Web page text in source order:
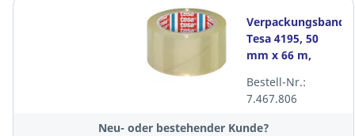
Verpackungsband
Tesa 4195, 50
mm x 66 m,
Packung à 6
Rollen
Bestell-Nr.:
7.467.806
Neu- oder bestehender Kunde?